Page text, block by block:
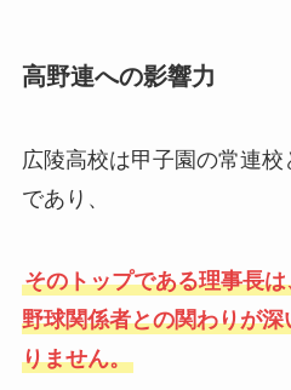
高野連への影響力
広陵高校は甲子園の常連
であり、
そのトップである理事長
野球関係者との関わりが
りません。